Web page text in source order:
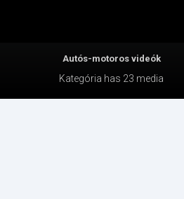
Autós-motoros videók
Kategória has 23 media